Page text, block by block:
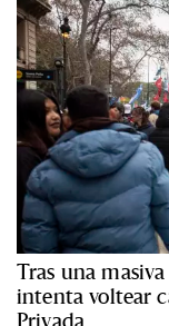
Tras una
intenta voltear